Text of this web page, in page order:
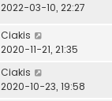
2022-03-10, 22:27
Ciakis
2020-11-21, 21:35
Ciakis
2020-10-23, 19:58